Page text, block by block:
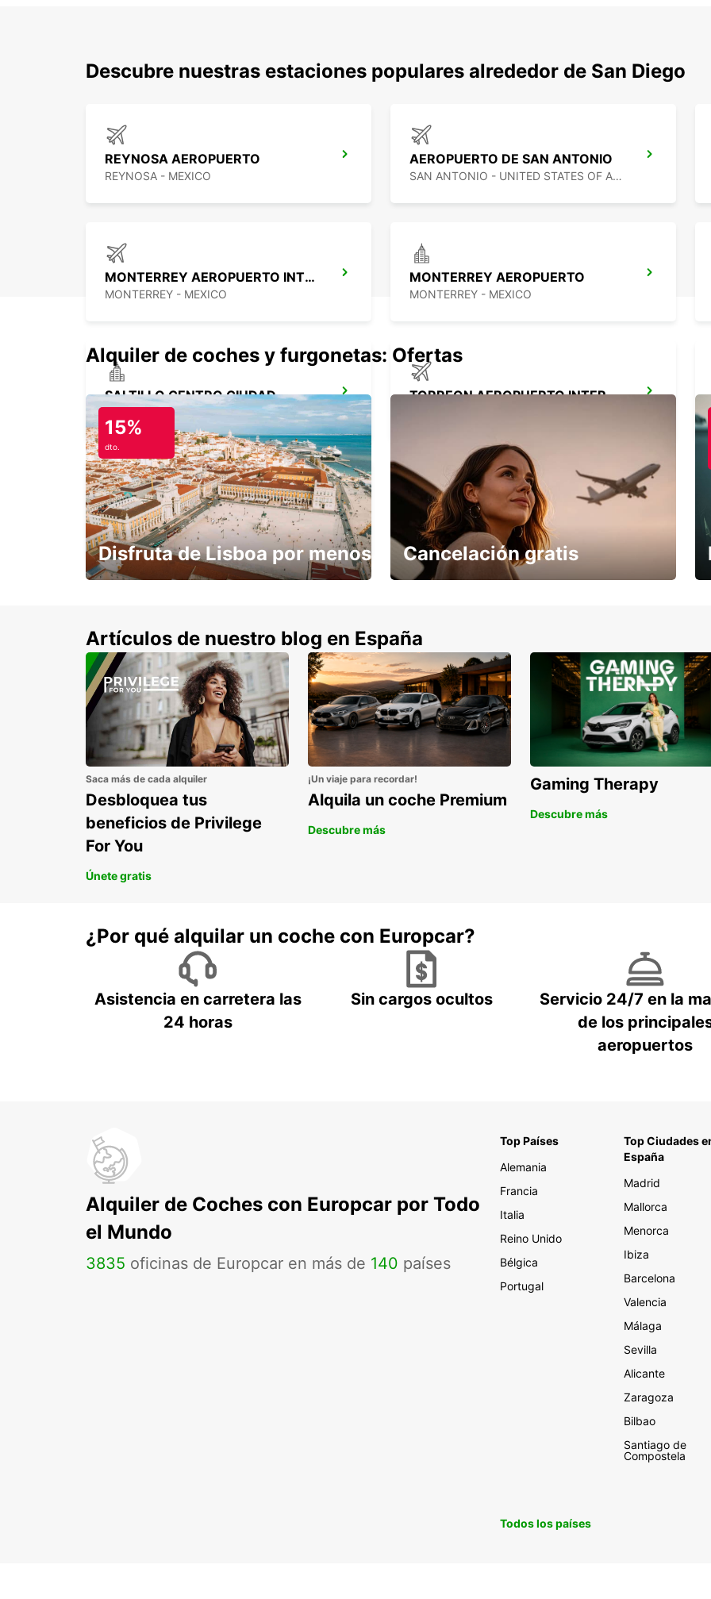
No
Descubre nuestras estaciones populares alrededor de San Diego
REYNOSA AEROPUERTO
REYNOSA - MEXICO
AEROPUERTO DE SAN ANTONIO
SAN ANTONIO - UNITED STATES OF AMERICA
MONTERREY AEROPUERTO INTERNACIONAL
MONTERREY - MEXICO
MONTERREY AEROPUERTO
MONTERREY - MEXICO
SALTILLO CENTRO CIUDAD
SALTILLO - MEXICO
TORREON AEROPUERTO INTERNACIONAL
TAMPICO AEROPUERTO INTERNACIONAL
TAMPICO - MEXICO
Alquiler de coches y furgonetas: Ofertas
15%
dto.
Disfruta de Lisboa por menos Cancelación gratis
Artículos de nuestro blog en España
Saca más de cada alquiler
Desbloquea tus
beneficios de Privilege
For You
Únete gratis
¡Un viaje para recordar!
Alquila un coche Premium
Descubre más
Gaming Therapy
Descubre más
¿Por qué alquilar un coche con Europcar?
Asistencia en carretera las
24 horas
Sin cargos ocultos
Servicio 24/7 en la
de los
aeropuertos
Alquiler de Coches con Europcar por Todo
el Mundo
3835 oficinas de Europcar en más de 140 países
Top Países
Alemania
Francia
Italia
Reino Unido
Bélgica
Portugal
Top Ciudades
España
Madrid
Mallorca
Menorca
Ibiza
Barcelona
Valencia
Málaga
Sevilla
Alicante
Zaragoza
Bilbao
Santiago de
Compostela
Todos los países